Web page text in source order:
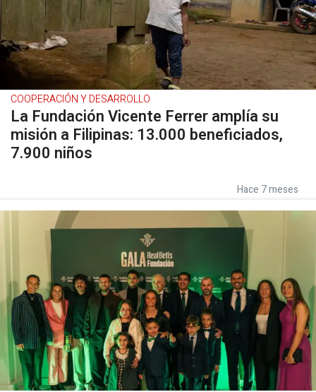
COOPERACIÓN Y DESARROLLO
La Fundación Vicente Ferrer amplía su
misión a Filipinas: 13.000 beneficiados,
7.900 niños
Hace 7 meses